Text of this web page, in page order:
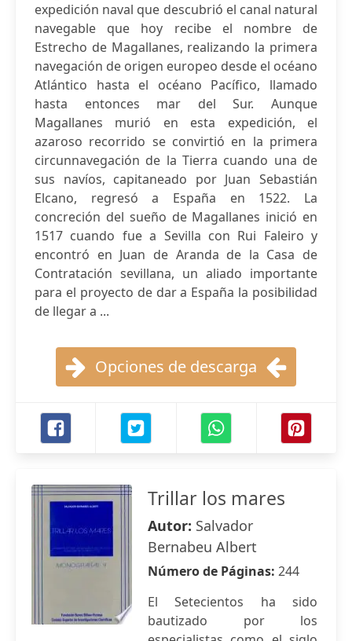
expedición naval que descubrió el canal natural
navegable que hoy recibe el nombre de
Estrecho de Magallanes, realizando la primera
navegación de origen europeo desde el océano
Atlántico hasta el océano Pacífico, llamado
hasta entonces mar del Sur. Aunque
Magallanes murió en esta expedición, el
azaroso recorrido se convirtió en la primera
circunnavegación de la Tierra cuando una de
sus navíos, capitaneado por Juan Sebastián
Elcano, regresó a España en 1522. La
concreción del sueño de Magallanes inició en
1517 cuando fue a Sevilla con Rui Faleiro y
encontró en Juan de Aranda de la Casa de
Contratación sevillana, un aliado importante
para el proyecto de dar a España la posibilidad
de llegar a ...
Opciones de descarga
Trillar los mares
Autor: Salvador
Bernabeu Albert
Número de Páginas: 244
El Setecientos ha sido
bautizado por los